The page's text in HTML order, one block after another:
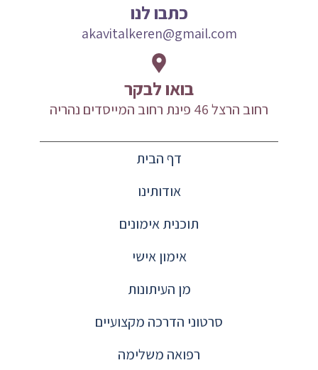
כתבו לנו
akavitalkeren@gmail.com
בואו לבקר
רחוב הרצל 46 פינת רחוב המייסדים נהריה
דף הבית
אודותינו
תוכנית אימונים
אימון אישי
מן העיתונות
סרטוני הדרכה מקצועיים
רפואה משלימה